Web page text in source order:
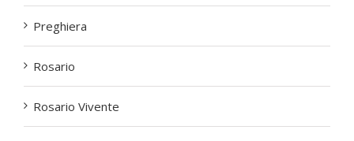
Preghiera
Rosario
Rosario Vivente